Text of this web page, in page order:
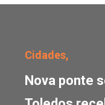
Cidades,
Nova ponte